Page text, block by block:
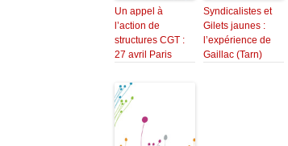
Un appel à
l’action de
structures CGT :
27 avril Paris
Syndicalistes et
Gilets jaunes :
l’expérience de
Gaillac (Tarn)